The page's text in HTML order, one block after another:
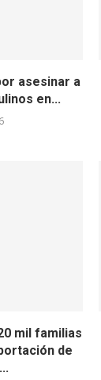
asesinar a
en...
mil familias
de